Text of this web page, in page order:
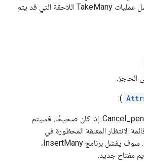
المكتملة في الحاجز. ستفشل عمليات TakeMany اللاحقة التي قد يتم
الحاجز.
):
Cancel_pending_enqueues: إذا كان صحيحًا، فسيتم
الانتظار المعلقة المحظورة في
قائمة انتظار الحاجز. سوف يفشل برنامج InsertMany،
مفتاح جديد.